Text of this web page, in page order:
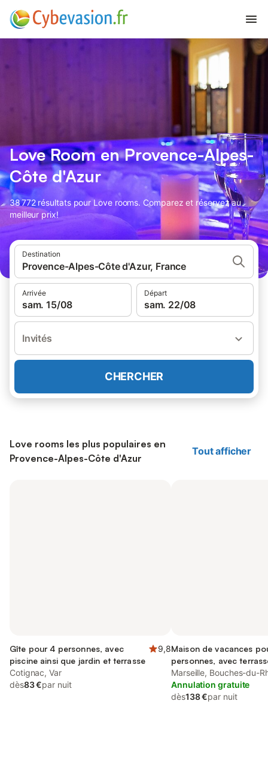
Love Room en Provence-Alpes-
Côte d'Azur
38 772 résultats pour Love rooms. Comparez et réservez au
meilleur prix!
Destination
Provence-Alpes-Côte d'Azur, France
Arrivée
sam. 15/08
Départ
sam. 22/08
Invités
CHERCHER
Love rooms les plus populaires en
Provence-Alpes-Côte d'Azur
Tout afficher
Gîte pour 4 personnes, avec
piscine ainsi que jardin et terrasse
9,8
Cotignac, Var
dès83 €par nuit
Maison de vacances
personnes, avec
Marseille, Bouches-du-
Annulation gratuite
dès138 €par nuit